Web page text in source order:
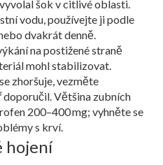
šok v citlivé oblasti.
vodu, používejte ji podle
dvakrát denně.
na postižené straně
mohl stabilizovat.
zhoršuje, vezměte
Většina zubních
200–400 mg; vyhněte se
s krví.
hojení